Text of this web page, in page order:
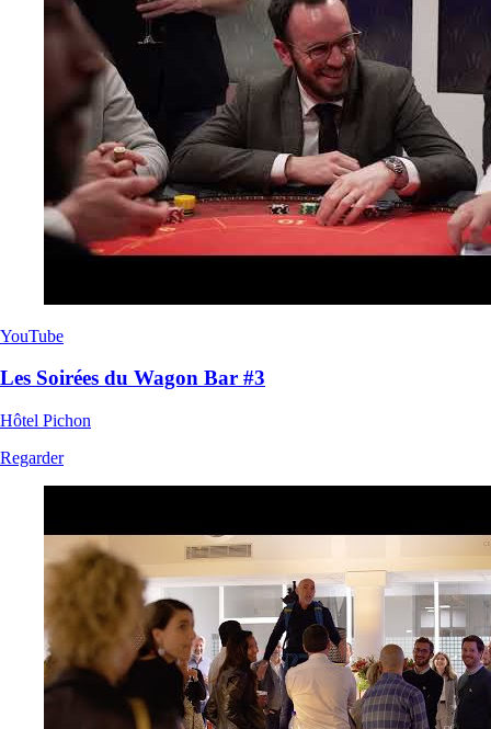
YouTube
Les Soirées du Wagon Bar #3
Hôtel Pichon
Regarder